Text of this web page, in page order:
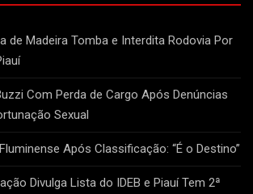
de Madeira Tomba e Interdita Rodovia Por
Com Perda de Cargo Após Denúncias
Sexual
Após Classificação: “É o Destino”
Divulga Lista do IDEB e Piauí Tem 2ª